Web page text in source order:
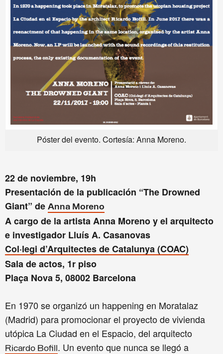
Póster del evento. Cortesía: Anna Moreno.
22 de noviembre, 19h
Presentación de la publicación “The Drowned
Giant” de Anna Moreno
A cargo de la artista Anna Moreno y el arquitecto
e investigador Lluís A. Casanovas
Col·legi d’Arquitectes de Catalunya (COAC)
Sala de actos, 1r piso
Plaça Nova 5, 08002 Barcelona
En 1970 se organizó un happening en Moratalaz
(Madrid) para promocionar el proyecto de vivienda
utópica La Ciudad en el Espacio, del arquitecto
Ricardo Bofill. Un evento que nunca se llegó a